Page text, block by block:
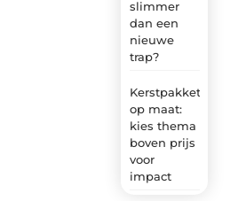
slimmer
dan een
nieuwe
trap?
Kerstpakket
op maat:
kies thema
boven prijs
voor
impact